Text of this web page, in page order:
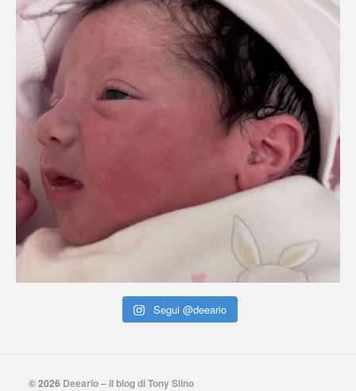
Segui @deeario
© 2026 Deeario – il blog di Tony Siino